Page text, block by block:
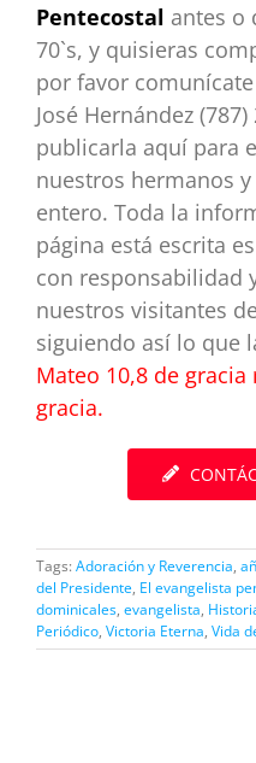
Pentecostal antes o
70`s, y quisieras
por favor
José Hernández
publicarla aquí para
nuestros hermanos
entero. Toda la
página está escrita
con responsabilidad
nuestros visitantes
siguiendo así lo que
Mateo 10,8 de
gracia.
Tags: Adoración y Reverencia,
del Presidente, El evangelista
dominicales, evangelista,
Periódico, Victoria Eterna, Vida